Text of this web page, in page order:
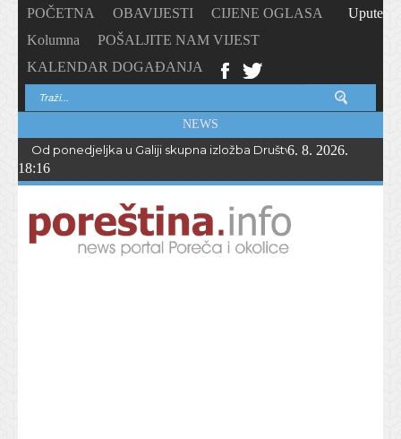
POČETNA OBAVIJESTI
CIJENE OGLASA
Kolumna
POŠALJITE NAM VIJEST
KALENDAR DOGAĐANJA
Upute
NEWS
Od ponedjeljka u Galiji skupna izložba Društva likovnih
6. 8. 2026.
18:16